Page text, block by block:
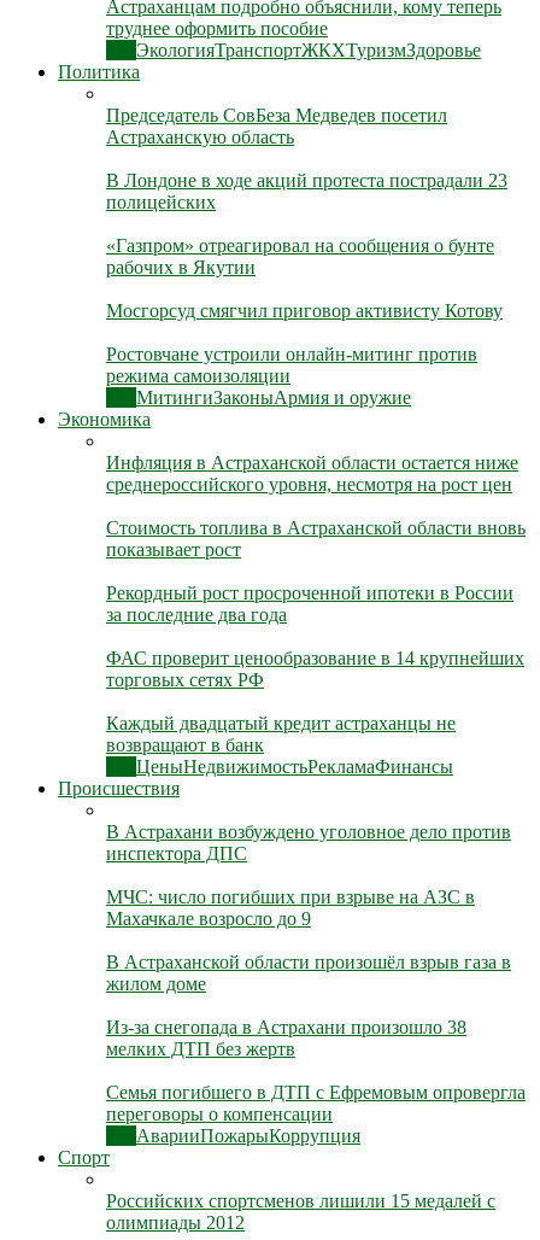
Астраханцам подробно объяснили, кому теперь
труднее оформить пособие
ЭкологияТранспортЖКХТуризмЗдоровье
Политика
Председатель СовБеза Медведев посетил
Астраханскую область
В Лондоне в ходе акций протеста пострадали 23
полицейских
«Газпром» отреагировал на сообщения о бунте
рабочих в Якутии
Мосгорсуд смягчил приговор активисту Котову
Ростовчане устроили онлайн-митинг против
режима самоизоляции
МитингиЗаконыАрмия и оружие
Экономика
Инфляция в Астраханской области остается ниже
среднероссийского уровня, несмотря на рост цен
Стоимость топлива в Астраханской области вновь
показывает рост
Рекордный рост просроченной ипотеки в России
за последние два года
ФАС проверит ценообразование в 14 крупнейших
торговых сетях РФ
Каждый двадцатый кредит астраханцы не
возвращают в банк
ЦеныНедвижимостьРекламаФинансы
Происшествия
В Астрахани возбуждено уголовное дело против
инспектора ДПС
МЧС: число погибших при взрыве на АЗС в
Махачкале возросло до 9
В Астраханской области произошёл взрыв газа в
жилом доме
Из-за снегопада в Астрахани произошло 38
мелких ДТП без жертв
Семья погибшего в ДТП с Ефремовым опровергла
переговоры о компенсации
АварииПожарыКоррупция
Спорт
Российских спортсменов лишили 15 медалей с
олимпиады 2012